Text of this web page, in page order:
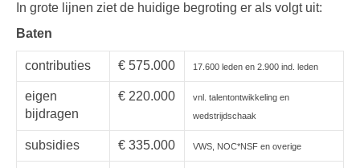
In grote lijnen ziet de huidige begroting er als volgt uit:
Baten
contributies € 575.000 17.600 leden en 2.900 ind. leden
eigen
bijdragen
€ 220.000
vnl. talentontwikkeling en
wedstrijdschaak
subsidies € 335.000 VWS, NOC*NSF en overige